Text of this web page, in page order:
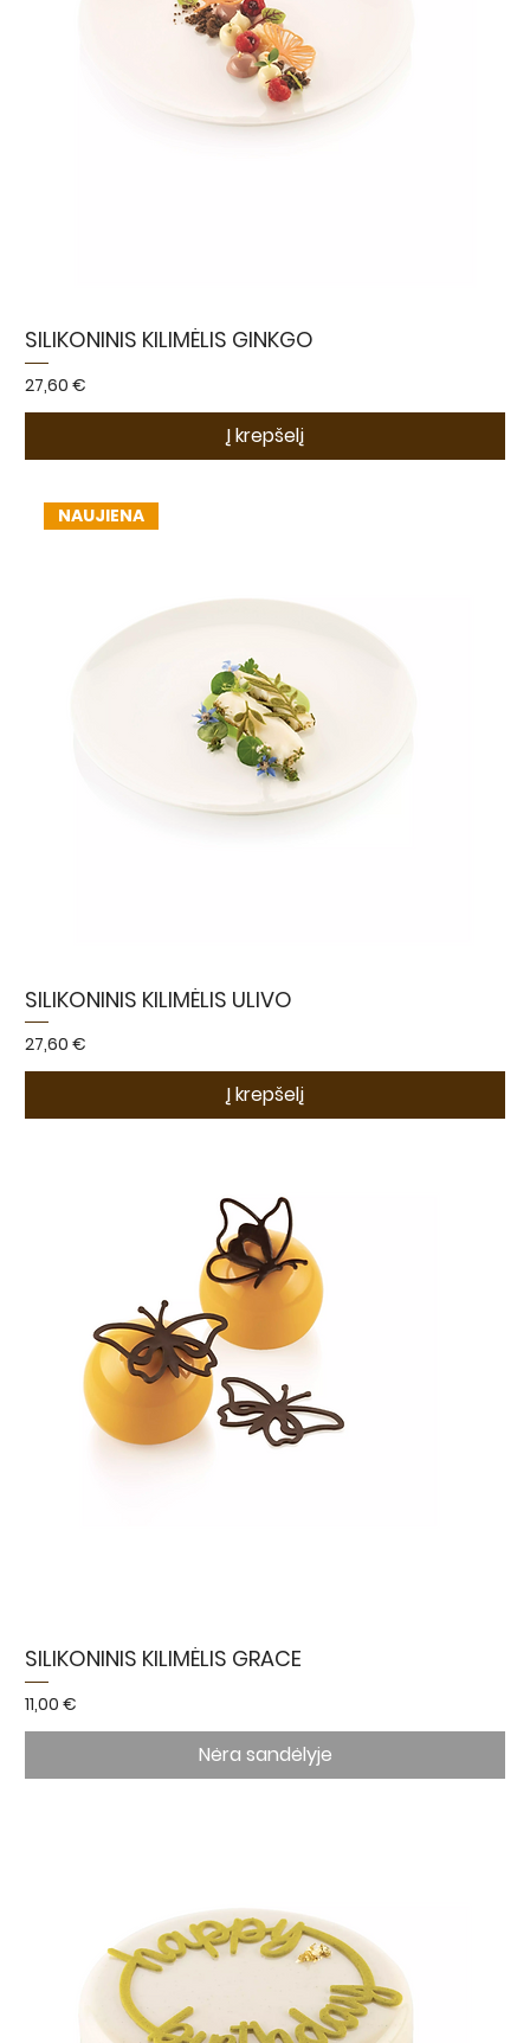
SILIKONINIS KILIMĖLIS GINKGO
Kaina
27,60 €
Į krepšelį
NAUJIENA
SILIKONINIS KILIMĖLIS ULIVO
Kaina
27,60 €
Į krepšelį
SILIKONINIS KILIMĖLIS GRACE
Kaina
11,00 €
Nėra sandėlyje